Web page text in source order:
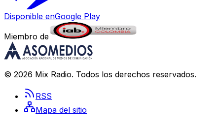
Disponible enGoogle Play
Miembro de
© 2026 Mix Radio. Todos los derechos reservados.
RSS
Mapa del sitio